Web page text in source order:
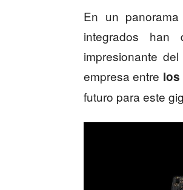
En un
integrados han
impresionante
empresa entre los
futuro para este